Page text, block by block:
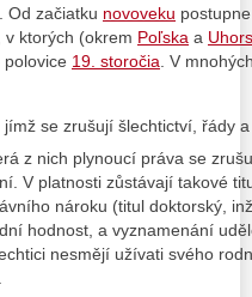
Od začiatku novoveku
v ktorých (okrem Poľska a
19. storočia . V
se zrušují šlechtictví, řády
z nich plynoucí práva se
V platnosti zůstávají takové
nároku (titul doktorský,
hodnost, a vyznamenání
nesmějí užívati svého